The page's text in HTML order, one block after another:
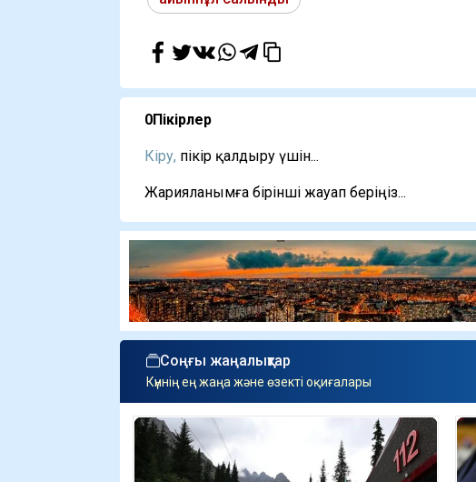
0Пікірлер
Кіру, пікір қалдыру үшін...
Жарияланымға бірінші жауап беріңіз...
Соңғы жаңалықтар
Күннің ең жаңа және өзекті оқиғалары